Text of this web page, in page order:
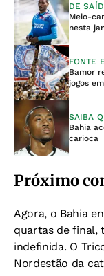
DE
Meio-
nesta
FONTE
Bamor
jogos
SAIBA
Bahia
carioca
Próximo
Agora, o Bahia
quartas de final,
indefinida. O
Nordestão da